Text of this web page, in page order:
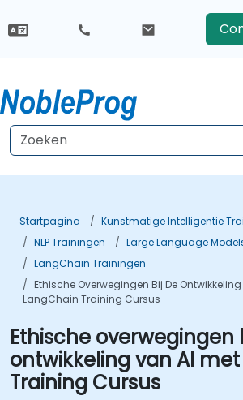
Startpagina
Kunstmatige Intelligentie
NLP Trainingen
Large Language
LangChain Trainingen
Ethische Overwegingen Bij De Ontwikkeling
LangChain Training Cursus
Ethische overwegingen
ontwikkeling van AI
Training Cursus